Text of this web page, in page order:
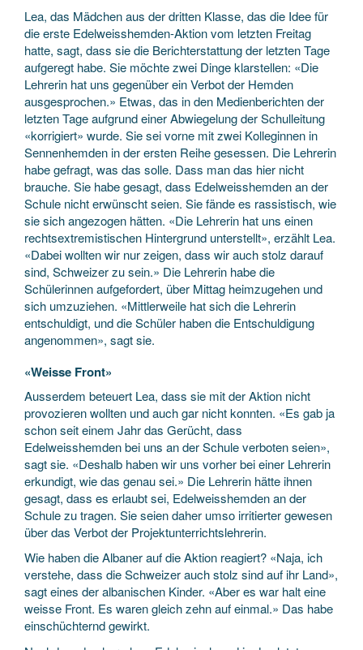
Lea, das Mädchen aus der dritten Klasse, das die Idee für
die erste Edelweisshemden-Aktion vom letzten Freitag
hatte, sagt, dass sie die Berichterstattung der letzten Tage
aufgeregt habe. Sie möchte zwei Dinge klarstellen: «Die
Lehrerin hat uns gegenüber ein Verbot der Hemden
ausgesprochen.» Etwas, das in den Medienberichten der
letzten Tage aufgrund einer Abwiegelung der Schulleitung
«korrigiert» wurde. Sie sei vorne mit zwei Kolleginnen in
Sennenhemden in der ersten Reihe gesessen. Die Lehrerin
habe gefragt, was das solle. Dass man das hier nicht
brauche. Sie habe gesagt, dass Edelweisshemden an der
Schule nicht erwünscht seien. Sie fände es rassistisch, wie
sie sich angezogen hätten. «Die Lehrerin hat uns einen
rechtsextremistischen Hintergrund unterstellt», erzählt Lea.
«Dabei wollten wir nur zeigen, dass wir auch stolz darauf
sind, Schweizer zu sein.» Die Lehrerin habe die
Schülerinnen aufgefordert, über Mittag heimzugehen und
sich umzuziehen. «Mittlerweile hat sich die Lehrerin
entschuldigt, und die Schüler haben die Entschuldigung
angenommen», sagt sie.
«Weisse Front»
Ausserdem beteuert Lea, dass sie mit der Aktion nicht
provozieren wollten und auch gar nicht konnten. «Es gab ja
schon seit einem Jahr das Gerücht, dass
Edelweisshemden bei uns an der Schule verboten seien»,
sagt sie. «Deshalb haben wir uns vorher bei einer Lehrerin
erkundigt, wie das genau sei.» Die Lehrerin hätte ihnen
gesagt, dass es erlaubt sei, Edelweisshemden an der
Schule zu tragen. Sie seien daher umso irritierter gewesen
über das Verbot der Projektunterrichtslehrerin.
Wie haben die Albaner auf die Aktion reagiert? «Naja, ich
verstehe, dass die Schweizer auch stolz sind auf ihr Land»,
sagt eines der albanischen Kinder. «Aber es war halt eine
weisse Front. Es waren gleich zehn auf einmal.» Das habe
einschüchternd gewirkt.